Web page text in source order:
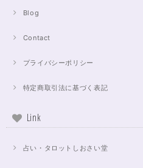
Blog
Contact
プライバシーポリシー
特定商取引法に基づく表記
Link
占い・タロットしおさい堂